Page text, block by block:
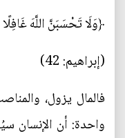
﴿وَلَا تَحْسَبَنَّ اللَّهَ
(إبراهيم: 42)
فالمال يزول،
واحدة: أن الإنسان